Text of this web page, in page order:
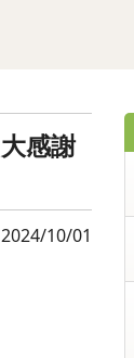
感謝
2024/10/01